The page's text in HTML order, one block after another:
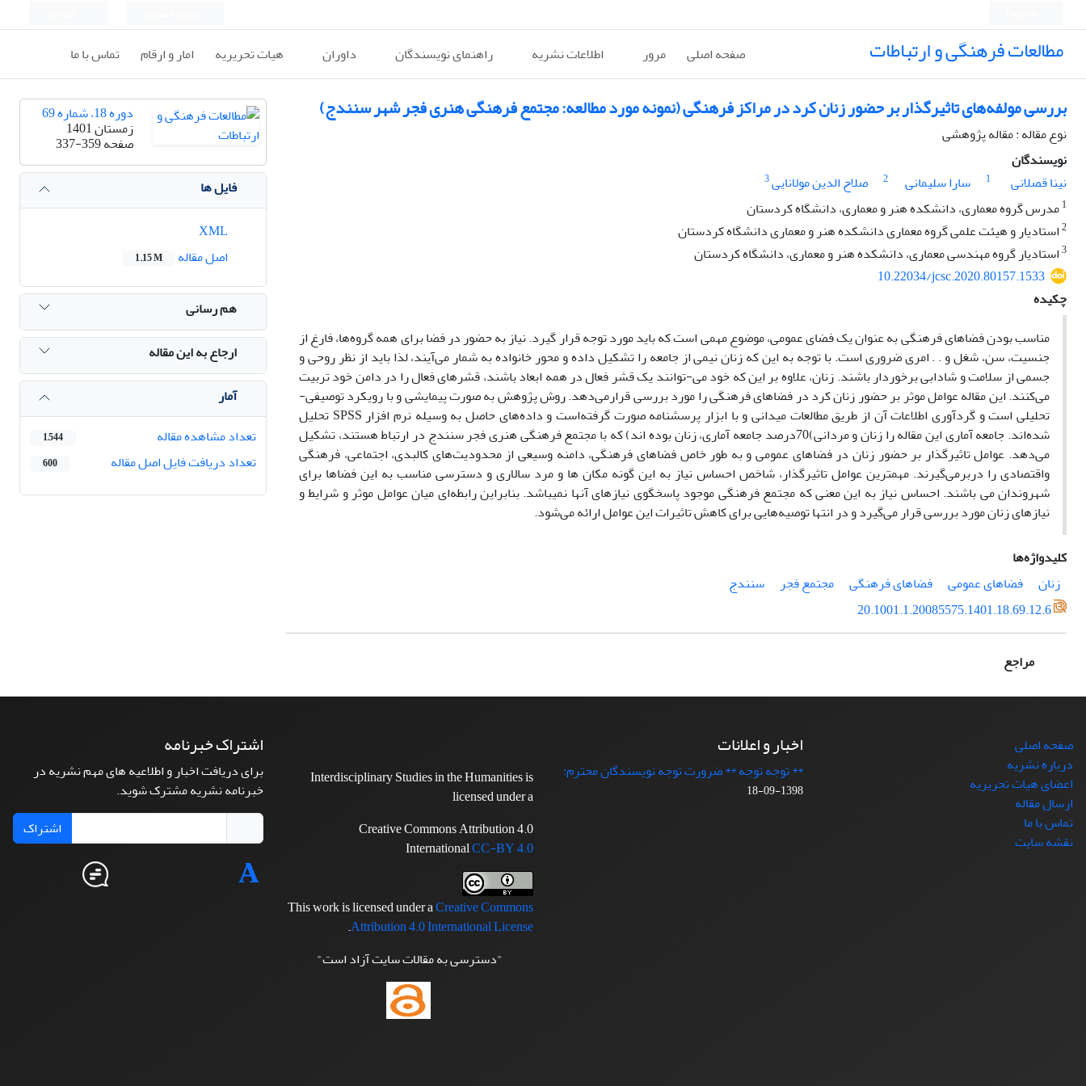
مطالعات فرهنگی و ارتباطات صفحه اصلی مرور اطلاعات نشریه راهنمای نویسندگان داوران هیات تحریریه امار و ارقام تماس با ما
بررسی مولفه‌های تاثیرگذار بر حضور زنان کرد در مراکز فرهنگی (نمونه مورد مطالعه: مجتمع فرهنگی هنری فجر شهر سنندج)
نوع مقاله : مقاله پژوهشی
نویسندگان
نینا قصلانی
1 سارا سلیمانی 2 صلاح الدین مولانایی3
1مدرس گروه معماری، دانشکده هنر و معماری، دانشگاه کردستان
2استادیار و هیئت علمی گروه معماری دانشکده هنر و معماری دانشگاه کردستان
3استادیار گروه مهندسی معماری، دانشکده هنر و معماری، دانشگاه کردستان
10.22034/jcsc.2020.80157.1533
چکیده
مناسب بودن فضاهای فرهنگی به عنوان یک فضای عمومی، موضوع مهمی است که باید مورد توجه قرار گیرد. نیاز به حضور در فضا برای همه گروه‌ها، فارغ از
جنسیت، سن، شغل و . . امری ضروری است. با توجه به این که زنان نیمی از جامعه را تشکیل داده و محور خانواده به شمار می‌آیند، لذا باید از نظر روحی و
جسمی از سلامت و شادابی برخوردار باشند. زنان، علاوه بر این که خود می-توانند یک قشر فعال در همه ابعاد باشند، قشرهای فعال را در دامن خود تربیت
می‌کنند. این مقاله عوامل موثر بر حضور زنان کرد در فضاهای فرهنگی را مورد بررسی قرارمی‌دهد. روش پژوهش به صورت پیمایشی و با رویکرد توصیفی-
تحلیلی است و گردآوری اطلاعات آن از طریق مطالعات میدانی و با ابزار پرسشنامه صورت گرفته‌است و داده‌های حاصل به وسیله نرم افزار SPSS تحلیل
شده‌اند. جامعه آماری این مقاله را زنان و مردانی)70درصد جامعه آماری، زنان بوده اند) که با مجتمع فرهنگی هنری فجر سنندج در ارتباط هستند، تشکیل
می‌دهد. عوامل تاثیرگذار بر حضور زنان در فضاهای عمومی و به طور خاص فضاهای فرهنگی، دامنه وسیعی از محدودیت‌های کالبدی، اجتماعی، فرهنگی
واقتصادی را دربرمی‌گیرند. مهمترین عوامل تاثیرگذار، شاخص احساس نیاز به این گونه مکان ها و مرد سالاری و دسترسی مناسب به این فضاها برای
شهروندان می باشند. احساس نیاز به این معنی که مجتمع فرهنگی موجود پاسخگوی نیازهای آنها نمیباشد. بنابراین رابطه‌ای میان عوامل موثر و شرایط و
نیازهای زنان مورد بررسی قرار می‌گیرد و در انتها توصیه‌هایی برای کاهش تاثیرات این عوامل ارائه می‌شود.
کلیدواژه‌ها
زنان
فضاهای عمومی فضاهای فرهنگی مجتمع فجر
سنندج
20.1001.1.20085575.1401.18.69.12.6
مراجع
دوره 18، شماره 69
زمستان 1401
صفحه337-359
فایل ها
اصل مقاله
1.15 M
هم رسانی
ارجاع به این مقاله
آمار
تعداد مشاهده مقاله
1,544
تعداد دریافت فایل اصل مقاله 600
صفحه اصلی
درباره نشریه
اعضای هیات تحریریه
ارسال مقاله
تماس با ما
نقشه سایت
اخبار و اعلانات
** توجه توجه ** ضرورت توجه نویسندگان محترم:
1398-09-18
Interdisciplinary Studies in the Humanities is
licensed under a
Creative Commons Attribution 4.0
InternationalCC-BY 4.0
This work is licensed under aCreative Commons
Attribution 4.0 International License
.
"دسترسی به مقالات سایت آزاد است"
اشتراک خبرنامه
برای دریافت اخبار و اطلاعیه های مهم نشریه در
خبرنامه نشریه مشترک شوید.
اشتراک